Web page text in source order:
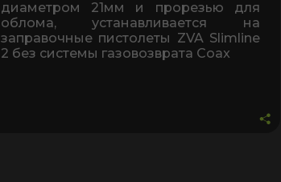
диаметром 21мм и прорезью для
облома, устанавливается на
заправочные пистолеты ZVA Slimline
2 без системы газовозврата Coax